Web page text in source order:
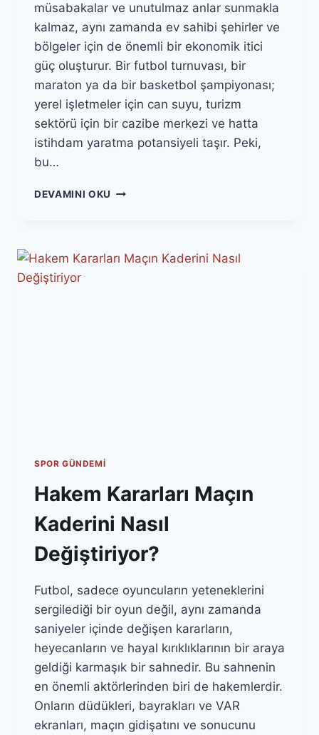
müsabakalar ve unutulmaz anlar sunmakla
kalmaz, aynı zamanda ev sahibi şehirler ve
bölgeler için de önemli bir ekonomik itici
güç oluşturur. Bir futbol turnuvası, bir
maraton ya da bir basketbol şampiyonası;
yerel işletmeler için can suyu, turizm
sektörü için bir cazibe merkezi ve hatta
istihdam yaratma potansiyeli taşır. Peki,
bu…
DEVAMINI OKU SPOR
SPOR GÜNDEMI
Hakem Kararları Maçın
Kaderini Nasıl
Değiştiriyor?
Futbol, sadece oyuncuların yeteneklerini
sergilediği bir oyun değil, aynı zamanda
saniyeler içinde değişen kararların,
heyecanların ve hayal kırıklıklarının bir araya
geldiği karmaşık bir sahnedir. Bu sahnenin
en önemli aktörlerinden biri de hakemlerdir.
Onların düdükleri, bayrakları ve VAR
ekranları, maçın gidişatını ve sonucunu